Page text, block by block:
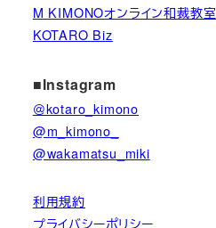
M KIMONOオンライン和裁教室
KOTARO Biz
■Instagram
＠kotaro_kimono
@m_kimono_
@wakamatsu_miki
利用規約
プライバシーポリシー